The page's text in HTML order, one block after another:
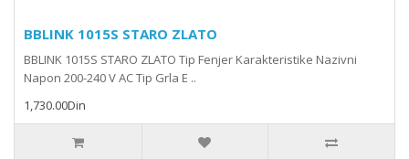
BBLINK 1015S STARO ZLATO
BBLINK 1015S STARO ZLATO Tip Fenjer Karakteristike Nazivni
Napon 200-240 V AC Tip Grla E ..
1,730.00Din